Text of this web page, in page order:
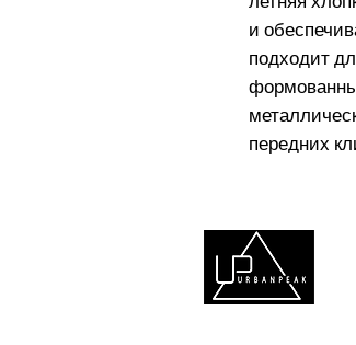
и
подходит
передних